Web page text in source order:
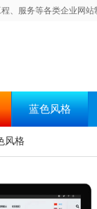
、服务等各类企业网站
蓝色风格
风格